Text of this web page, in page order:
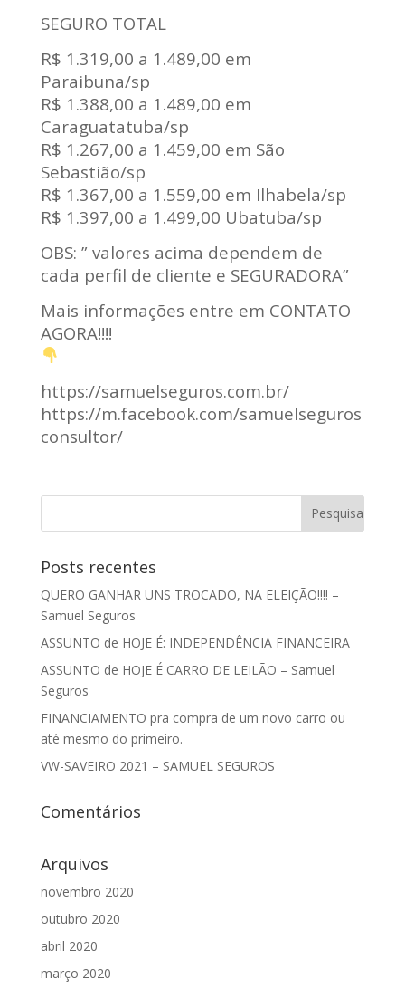
SEGURO TOTAL
R$ 1.319,00 a 1.489,00 em
Paraibuna/sp
R$ 1.388,00 a 1.489,00 em
Caraguatatuba/sp
R$ 1.267,00 a 1.459,00 em São
Sebastião/sp
R$ 1.367,00 a 1.559,00 em Ilhabela/sp
R$ 1.397,00 a 1.499,00 Ubatuba/sp
OBS: ” valores acima dependem de
cada perfil de cliente e SEGURADORA”
Mais informações entre em CONTATO
AGORA!!!!
https://samuelseguros.com.br/
https://m.facebook.com/samuelseguros
consultor/
Posts recentes
QUERO GANHAR UNS TROCADO, NA ELEIÇÃO!!!! –
Samuel Seguros
ASSUNTO de HOJE É: INDEPENDÊNCIA FINANCEIRA
ASSUNTO de HOJE É CARRO DE LEILÃO – Samuel
Seguros
FINANCIAMENTO pra compra de um novo carro ou
até mesmo do primeiro.
VW-SAVEIRO 2021 – SAMUEL SEGUROS
Comentários
Arquivos
novembro 2020
outubro 2020
abril 2020
março 2020